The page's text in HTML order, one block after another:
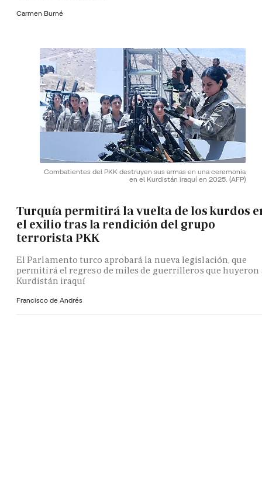
Carmen Burné
Combatientes del PKK destruyen sus armas en una ceremonia
en el Kurdistán iraquí en 2025. (AFP)
Turquía permitirá la vuelta de los kurdos
el exilio tras la rendición del grupo
terrorista PKK
El Parlamento turco aprobará la nueva legislación, que
permitirá el regreso de miles de guerrilleros que huyeron
Kurdistán iraquí
Francisco de Andrés